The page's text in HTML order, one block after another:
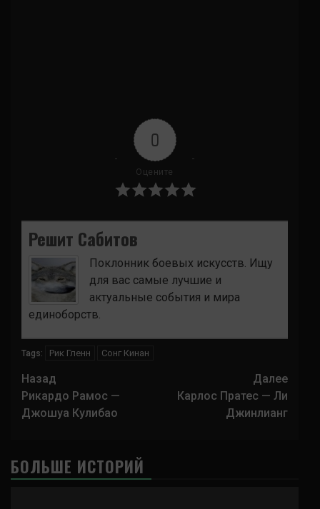
0
Оцените
Решит Сабитов
Поклонник боевых искусств. Ищу
для вас самые лучшие и
актуальные события и мира
единоборств.
Tags: Рик Гленн Сонг Кинан
Навигация
записи
Назад
Рикардо Рамос —
Джошуа Кулибао
Далее
Карлос Пратес — Ли
Джинлианг
БОЛЬШЕ ИСТОРИЙ